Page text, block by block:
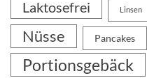
Laktosefrei Linsen
Nüsse Pancakes
Portionsgebäck